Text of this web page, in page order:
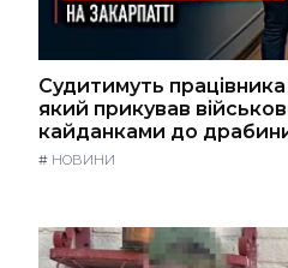
Судитимуть
який прикував
кайданками до
# НОВИНИ